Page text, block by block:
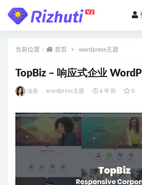
当前位置： 首页 wordpress主题
TopBiz – 响应式企业
油条 wordpress主题 6 年前 0